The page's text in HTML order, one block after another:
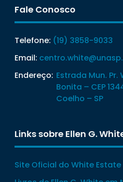
Fale Conosco
Telefone: (19) 3858-9033
Email:
Endereço: Estrada Mun.
Bonita – CEP
Coelho – SP
Links sobre Ellen G.
Site Oficial do White Estate